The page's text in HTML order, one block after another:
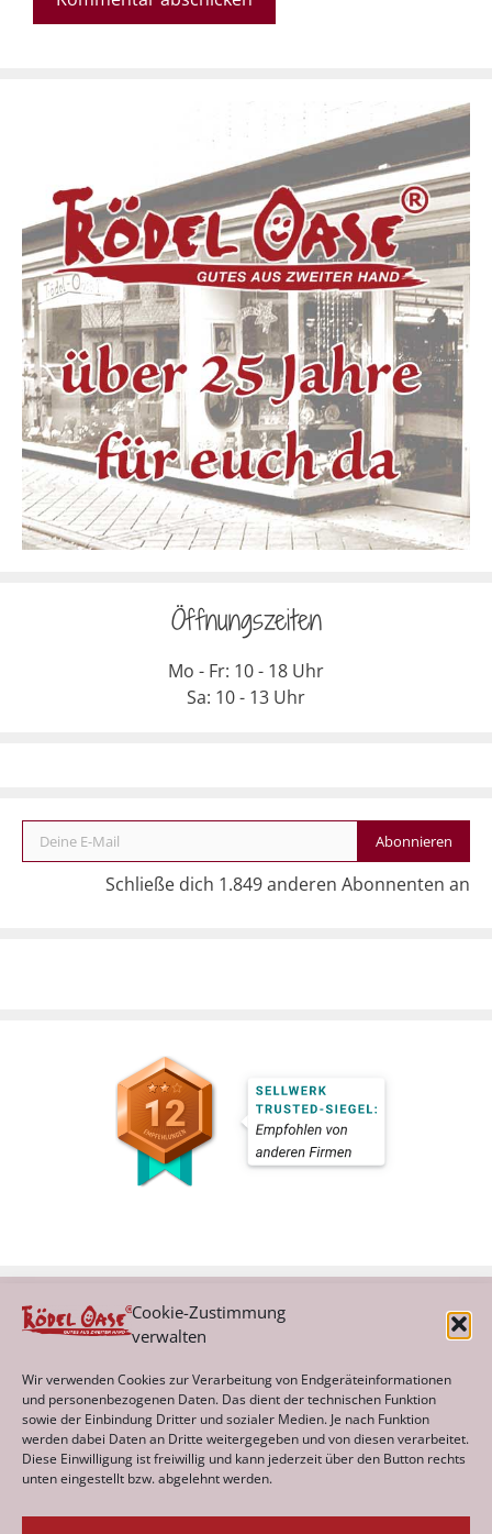
Cookie-Zustimmung
verwalten
Wir verwenden Cookies zur Verarbeitung von Endgeräteinformationen
und personenbezogenen Daten. Das dient der technischen Funktion
sowie der Einbindung Dritter und sozialer Medien. Je nach Funktion
werden dabei Daten an Dritte weitergegeben und von diesen verarbeitet.
Diese Einwilligung ist freiwillig und kann jederzeit über den Button rechts
unten eingestellt bzw. abgelehnt werden.
Öffnungszeiten
Mo - Fr: 10 - 18 Uhr
Sa: 10 - 13 Uhr
Deine E-Mail
Abonnieren
Schließe dich 1.849 anderen Abonnenten an
Archiv